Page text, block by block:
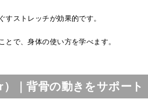
すストレッチが効果的です。
とで、身体の使い方を学べます。
｜背骨の動きをサポート